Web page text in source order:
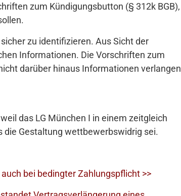
zum Kündigungsbutton (§ 312k BGB),
zu identifizieren. Aus Sicht der
Informationen. Die Vorschriften zum
darüber hinaus Informationen verlangen
das LG München I in einem zeitgleich
die Gestaltung wettbewerbswidrig sei.
bei bedingter Zahlungspflicht >>